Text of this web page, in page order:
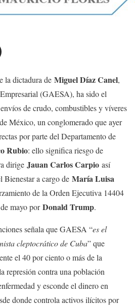
la dictadura de Miguel Díaz Canel,
(GAESA), ha sido el
de crudo, combustibles y víveres
México, un conglomerado que ayer
por parte del Departamento de
Rubio: ello significa riesgo de
dirige Jauan Carlos Carpio así
a cargo de María Luisa
de la Orden Ejecutiva 14404
mayo porDonald Trump.
señala que GAESA “es el
cleptocrático de Cuba” que
el 40 por ciento o más de la
represión contra una población
y esconde el dinero en
donde controla activos ilícitos por